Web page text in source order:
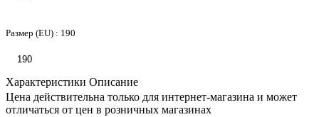
Размер (EU) : 190
190
Характеристики Описание
Цена действительна только для интернет-магазина и может
отличаться от цен в розничных магазинах